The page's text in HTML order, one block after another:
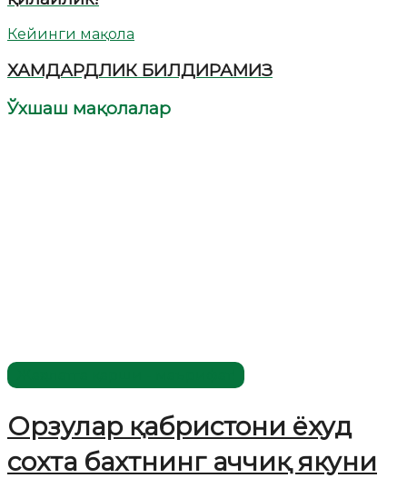
Кейинги мақола
ХАМДАРДЛИК БИЛДИРАМИЗ
Ўхшаш мақолалар
Орзулар қабристони ёхуд
сохта бахтнинг аччиқ якуни